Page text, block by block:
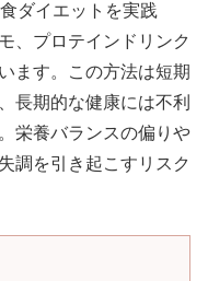
ダイエットを実践
、プロテインドリンク
ます。この方法は短期
長期的な健康には不利
栄養バランスの偏りや
調を引き起こすリスク